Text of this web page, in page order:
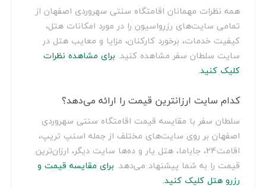
همه نظرات مهمانان اقامتگاه سنتی سهروردی اصفهان از
تمامی سایت‌های رزرواسیون را در مورد امکانات هتل،
کیفیت خدمات، برخورد کارکنان، مزایا و معایب هتل در
سایت سلطان سفر مشاهده کنید. برای مشاهده نظرات
کلیک کنید.
کدام سایت ارزانترین قیمت را ارائه می‌دهد؟
سلطان سفر با مقایسه قیمت اقامتگاه سنتی سهروردی
اصفهان بر روی سایت‌های مختلف از جمله اسنپ تریپ،
اقامت24، جاباما، هتل یار و ده‌ها سایت دیگر، ارزان‌ترین
قیمت را به شما پیشنهاد می‌دهد. برای مقایسه قیمت و
رزرو هتل کلیک کنید.